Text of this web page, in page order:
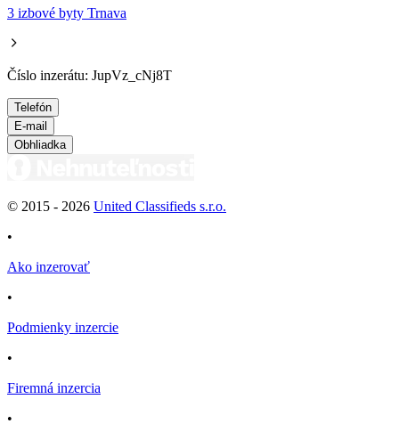
3 izbové byty Trnava
Číslo inzerátu: JupVz_cNj8T
Telefón
E-mail
Obhliadka
© 2015 - 2026 United Classifieds s.r.o.
•
Ako inzerovať
•
Podmienky inzercie
•
Firemná inzercia
•